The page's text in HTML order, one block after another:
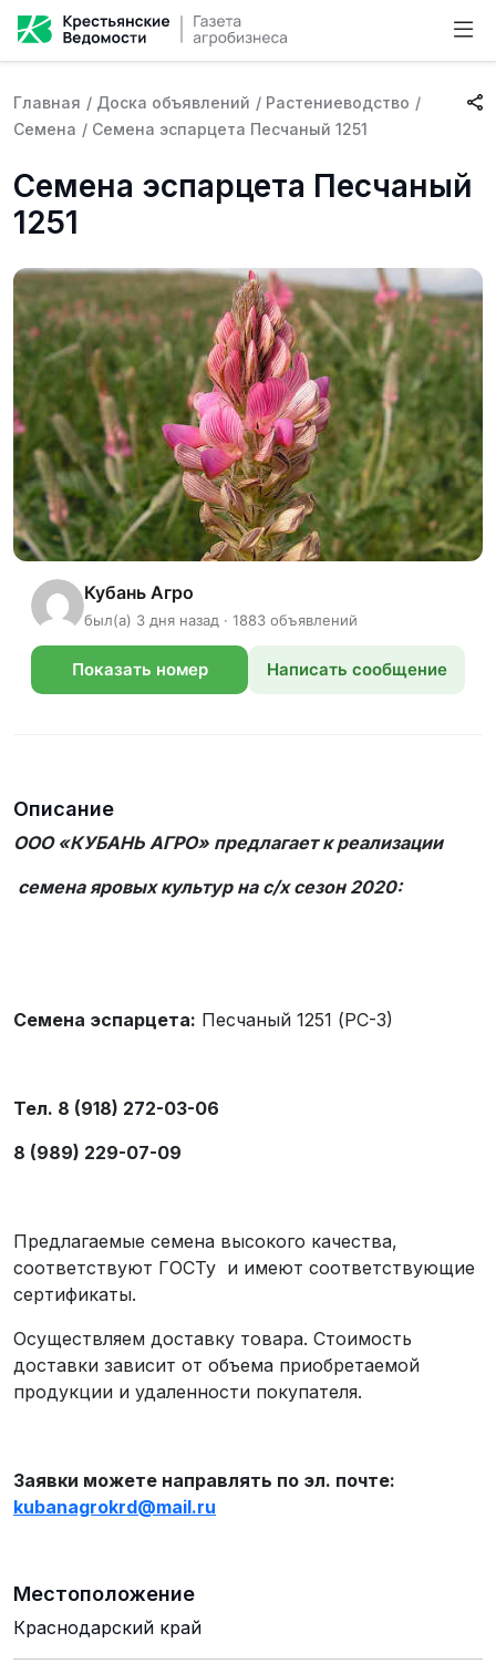
Главная / Доска объявлений / Растениеводство /
Семена / Семена эспарцета Песчаный 1251
Семена эспарцета Песчаный
1251
Кубань Агро
был(а) 3 дня назад · 1883 объявлений
Показать номер Написать сообщение
Описание
ООО «КУБАНЬ АГРО» предлагает к реализации
семена яровых культур на c/х сезон 2020:
Семена эспарцета: Песчаный 1251 (РС-3)
Тел. 8 (918) 272-03-06
8 (989) 229-07-09
Предлагаемые семена высокого качества,
соответствуют ГОСТу и имеют соответствующие
сертификаты.
Осуществляем доставку товара. Стоимость
доставки зависит от объема приобретаемой
продукции и удаленности покупателя.
Заявки можете направлять по эл. почте:
kubanagrokrd@mail.ru
Местоположение
Краснодарский край